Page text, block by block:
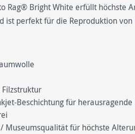
Rag® Bright White erfüllt höchste
ist perfekt für die Reproduktion
Beschichtung für herausragende
Museumsqualität für höchste